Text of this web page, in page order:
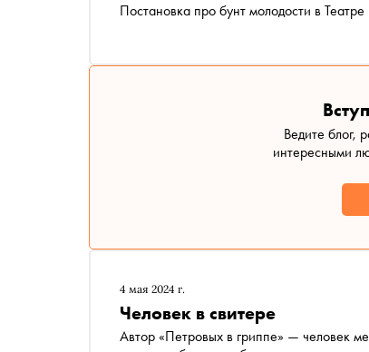
Постановка про бунт молодости в
Ведите блог,
интересными
4 мая 2024 г.
Человек в свитере
Автор «Петровых в гриппе» — человек